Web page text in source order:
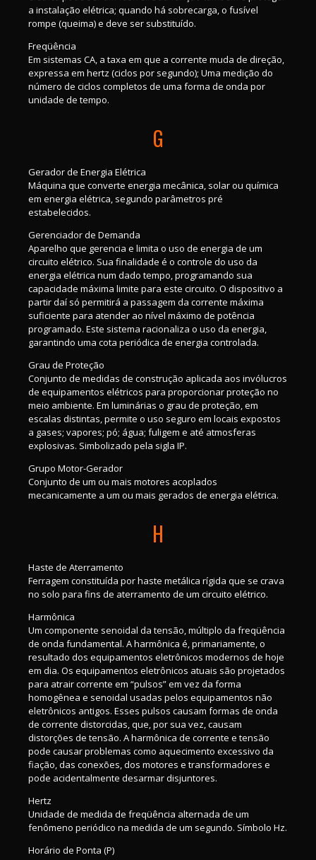
a instalação elétrica; quando há sobrecarga, o fusível
rompe (queima) e deve ser substituído.
Freqüência
Em sistemas CA, a taxa em que a corrente muda de direção,
expressa em hertz (ciclos por segundo); Uma medição do
número de ciclos completos de uma forma de onda por
unidade de tempo.
G
Gerador de Energia Elétrica
Máquina que converte energia mecânica, solar ou química
em energia elétrica, segundo parâmetros pré
estabelecidos.
Gerenciador de Demanda
Aparelho que gerencia e limita o uso de energia de um
circuito elétrico. Sua finalidade é o controle do uso da
energia elétrica num dado tempo, programando sua
capacidade máxima limite para este circuito. O dispositivo a
partir daí só permitirá a passagem da corrente máxima
suficiente para atender ao nível máximo de potência
programado. Este sistema racionaliza o uso da energia,
garantindo uma cota periódica de energia controlada.
Grau de Proteção
Conjunto de medidas de construção aplicada aos invólucros
de equipamentos elétricos para proporcionar proteção no
meio ambiente. Em luminárias o grau de proteção, em
escalas distintas, permite o uso seguro em locais expostos
a gases; vapores; pó; água; fuligem e até atmosferas
explosivas. Simbolizado pela sigla IP.
Grupo Motor-Gerador
Conjunto de um ou mais motores acoplados
mecanicamente a um ou mais gerados de energia elétrica.
H
Haste de Aterramento
Ferragem constituída por haste metálica rígida que se crava
no solo para fins de aterramento de um circuito elétrico.
Harmônica
Um componente senoidal da tensão, múltiplo da freqüência
de onda fundamental. A harmônica é, primariamente, o
resultado dos equipamentos eletrônicos modernos de hoje
em dia. Os equipamentos eletrônicos atuais são projetados
para atrair corrente em “pulsos” em vez da forma
homogênea e senoidal usadas pelos equipamentos não
eletrônicos antigos. Esses pulsos causam formas de onda
de corrente distorcidas, que, por sua vez, causam
distorções de tensão. A harmônica de corrente e tensão
pode causar problemas como aquecimento excessivo da
fiação, das conexões, dos motores e transformadores e
pode acidentalmente desarmar disjuntores.
Hertz
Unidade de medida de freqüência alternada de um
fenômeno periódico na medida de um segundo. Símbolo Hz.
Horário de Ponta (P)